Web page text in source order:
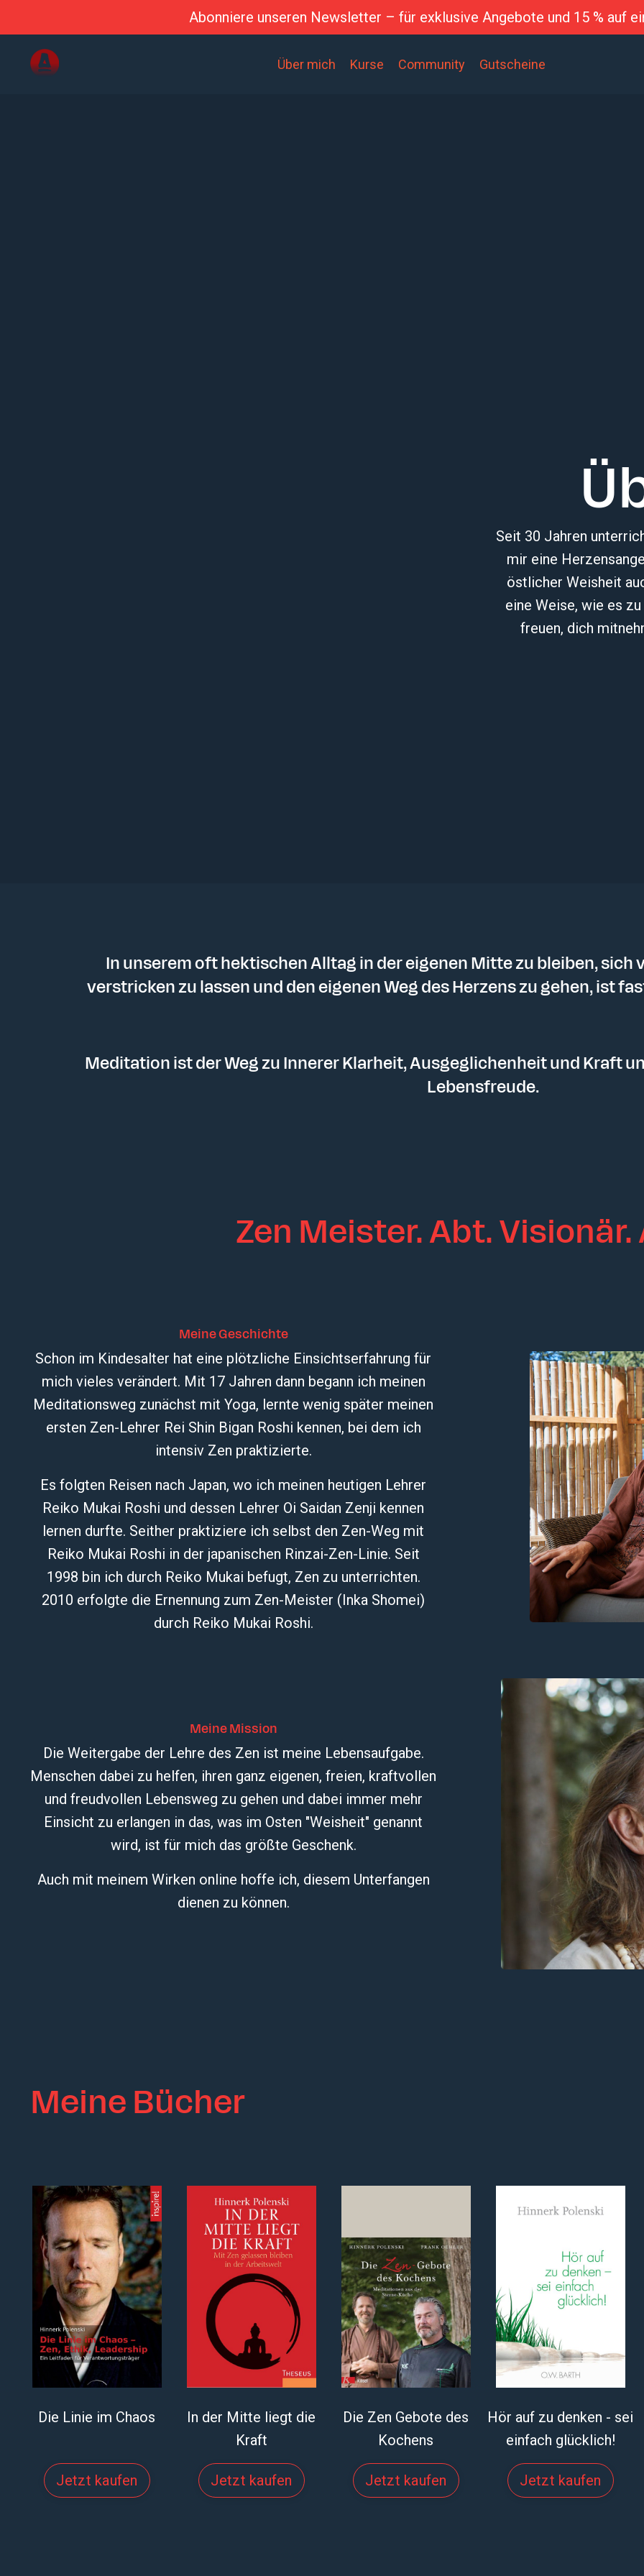
Abonniere unseren Newsletter – für exklusive Angebote und 15 % auf
Über mich Kurse Community Gutscheine
Seit 30 Jahren
mir eine
östlicher Weisheit
eine Weise, wie es
freuen, dich
In unserem oft hektischen Alltag in der eigenen Mitte zu bleiben, sich
verstricken zu lassen und den eigenen Weg des Herzens zu gehen, ist
Meditation ist der Weg zu Innerer Klarheit, Ausgeglichenheit und Kraft
Lebensfreude.
Zen Meister. Abt. Visionär.
Meine Geschichte
Schon im Kindesalter hat eine plötzliche Einsichtserfahrung für
mich vieles verändert. Mit 17 Jahren dann begann ich meinen
Meditationsweg zunächst mit Yoga, lernte wenig später meinen
ersten Zen-Lehrer Rei Shin Bigan Roshi kennen, bei dem ich
intensiv Zen praktizierte.
Es folgten Reisen nach Japan, wo ich meinen heutigen Lehrer
Reiko Mukai Roshi und dessen Lehrer Oi Saidan Zenji kennen
lernen durfte. Seither praktiziere ich selbst den Zen-Weg mit
Reiko Mukai Roshi in der japanischen Rinzai-Zen-Linie. Seit
1998 bin ich durch Reiko Mukai befugt, Zen zu unterrichten.
2010 erfolgte die Ernennung zum Zen-Meister (Inka Shomei)
durch Reiko Mukai Roshi.
Meine Mission
Die Weitergabe der Lehre des Zen ist meine Lebensaufgabe.
Menschen dabei zu helfen, ihren ganz eigenen, freien, kraftvollen
und freudvollen Lebensweg zu gehen und dabei immer mehr
Einsicht zu erlangen in das, was im Osten "Weisheit" genannt
wird, ist für mich das größte Geschenk.
Auch mit meinem Wirken online hoffe ich, diesem Unterfangen
dienen zu können.
Meine Bücher
Die Linie im Chaos
Jetzt kaufen
In der Mitte liegt die
Kraft
Jetzt kaufen
Die Zen Gebote des
Kochens
Jetzt kaufen
Hör auf zu denken - sei
einfach glücklich!
Jetzt kaufen